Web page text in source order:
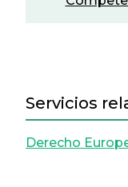
Servicios
Derecho